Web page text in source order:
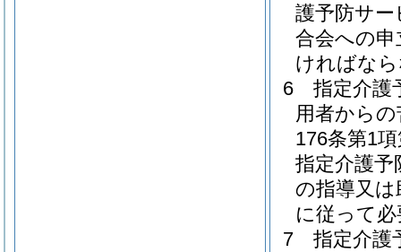
護予防サ
合会への
ければな
6
指定介護
用者から
176条第1
指定介護予
の指導又
に従って
7
指定介護